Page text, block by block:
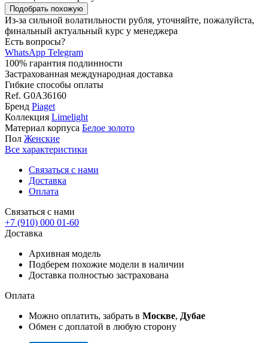
Подобрать похожую
Из-за сильной волатильности рубля, уточняйте, пожалуйста,
финальный актуальный курс у менеджера
Есть вопросы?
WhatsApp Telegram
100% гарантия подлинности
Застрахованная международная доставка
Гибкие способы оплаты
Ref. G0A36160
Бренд Piaget
Коллекция Limelight
Материал корпуса Белое золото
Пол Женские
Все характеристики
Связаться с нами
Доставка
Оплата
Связаться с нами
+7 (910) 000 01-60
Доставка
Архивная модель
Подберем похожие модели в наличии
Доставка полностью застрахована
Оплата
Можно оплатить, забрать в Москве, Дубае
Обмен с доплатой в любую сторону